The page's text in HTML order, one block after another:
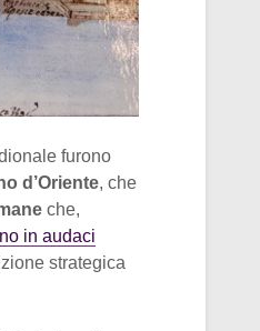
furono
d’Oriente, che
che,
in audaci
strategica